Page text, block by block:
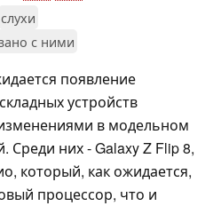
слухи
с ними
появление
устройств
в модельном
Среди них - Galaxy Z Flip 8,
который, как ожидается,
процессор, что и